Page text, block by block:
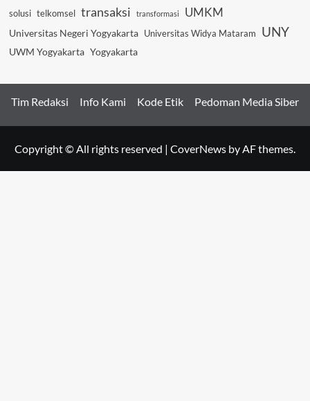
solusi telkomsel transaksi transformasi UMKM
Universitas Negeri Yogyakarta Universitas Widya Mataram UNY
UWM Yogyakarta Yogyakarta
Tim Redaksi Info Kami Kode Etik Pedoman Media Siber
Copyright © All rights reserved | CoverNews by AF themes.